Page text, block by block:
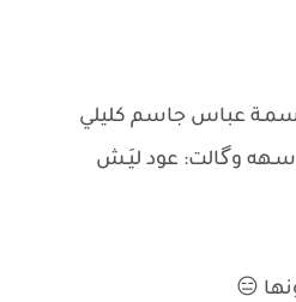
عباس جاسم كليلي
وگالت: عود ليَـش
😑